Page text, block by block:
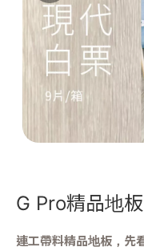
G Pro精品地板
連工帶料精品地板，先